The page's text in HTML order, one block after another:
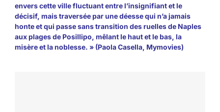
envers cette ville fluctuant entre l’insignifiant et le
décisif, mais traversée par une déesse qui n’a jamais
honte et qui passe sans transition des ruelles de Naples
aux plages de Posillipo, mêlant le haut et le bas, la
misère et la noblesse. » (Paola Casella, Mymovies)